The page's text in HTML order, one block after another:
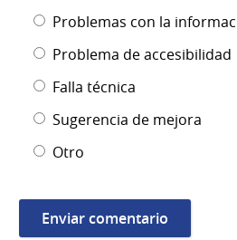
Problemas con la
Problema de accesibilidad
Falla técnica
Sugerencia de mejora
Otro